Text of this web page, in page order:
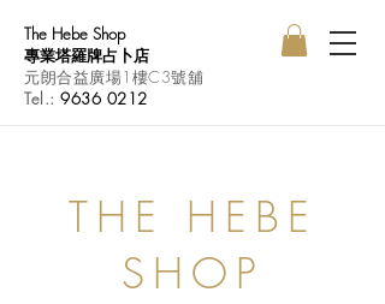
The Hebe Shop
專業塔羅牌占卜店
元朗合益廣場1樓C3號舖
Tel.:9636 0212
THE HEBE
SHOP